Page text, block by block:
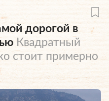
дорогой в
Квадратный
стоит примерно